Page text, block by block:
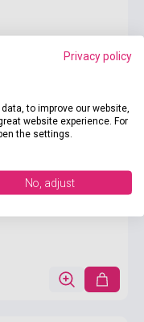
Privacy policy
to improve our website,
website experience. For
the settings.
No, adjust